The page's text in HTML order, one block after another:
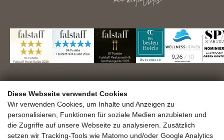
Diese Webseite verwendet Cookies
Wir verwenden Cookies, um Inhalte und Anzeigen zu
personalisieren, Funktionen für soziale Medien anzubieten und
die Zugriffe auf unsere Webseite zu analysieren. Zusätzlich
setzen wir Tracking-Tools wie Matomo und/oder Google Analytics
Familie Seer
Haltestellenweg 23
A-5630 Bad Hofgastein
+43 6432 6444
info@dasgoldberg.at